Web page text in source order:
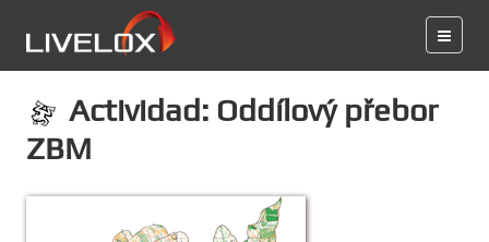
Actividad: Oddílový přebor
ZBM